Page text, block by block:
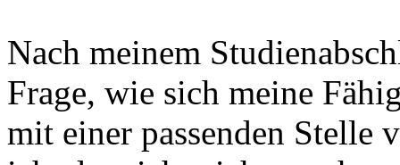
Nach meinem
Frage, wie sich meine
mit einer passenden Stelle